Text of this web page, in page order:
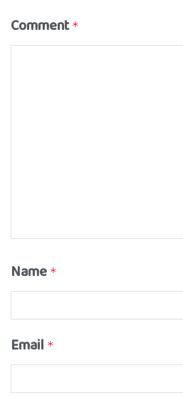
Comment *
Name *
Email *